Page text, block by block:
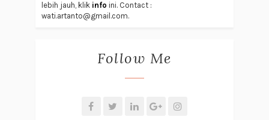
lebih jauh, klik info ini. Contact :
wati.artanto@gmail.com.
Follow Me